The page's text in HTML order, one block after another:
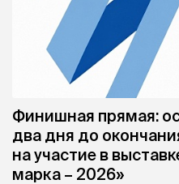
Финишная прямая:
два дня до
на участие в
марка – 2026»